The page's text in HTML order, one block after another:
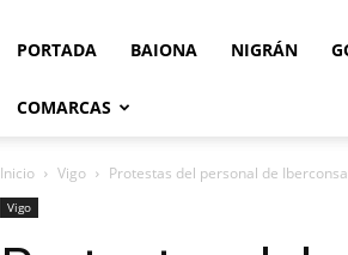
PORTADA BAIONA NIGRÁN
COMARCAS
Inicio Vigo Protestas del personal de
Vigo